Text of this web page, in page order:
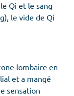
Qi et le sang
le vide de Qi
lombaire en
et a mangé
sensation